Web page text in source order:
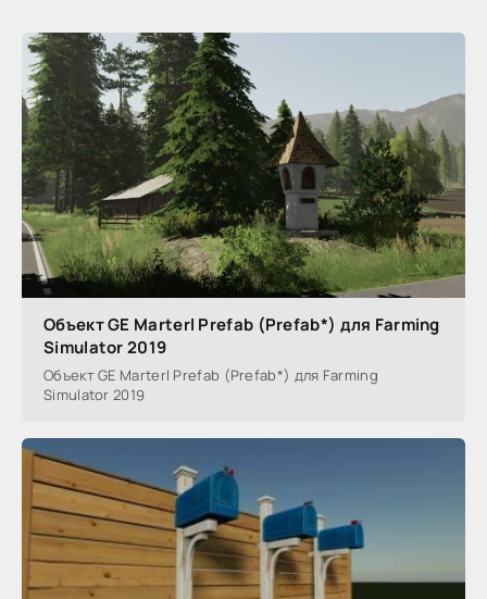
Объект GE Marterl Prefab (Prefab*) для Farming
Simulator 2019
Объект GE Marterl Prefab (Prefab*) для Farming
Simulator 2019